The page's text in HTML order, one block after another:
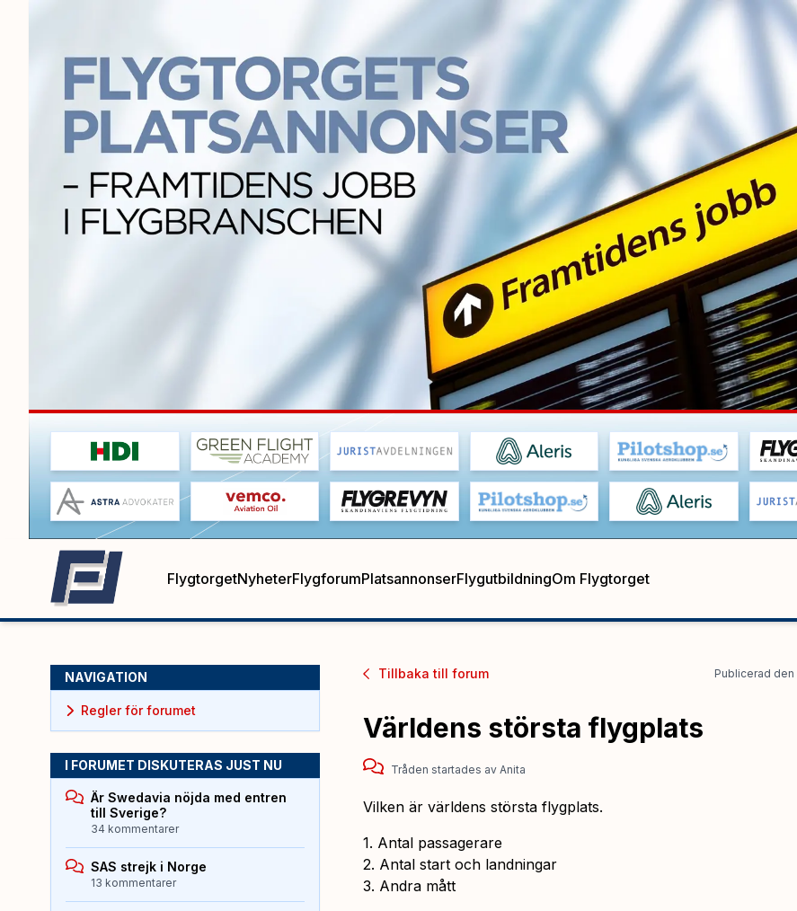
FlygtorgetNyheterFlygforumPlatsannonserFlygutbildningOm Flygtorget
Tillbaka till forum Publicerad den
Världens största flygplats
Tråden startades av Anita
Vilken är världens största flygplats.
1. Antal passagerare
2. Antal start och landningar
3. Andra mått
NAVIGATION
Regler för forumet
I FORUMET DISKUTERAS JUST NU
Är Swedavia nöjda med entren
till Sverige?
34 kommentarer
SAS strejk i Norge
13 kommentarer